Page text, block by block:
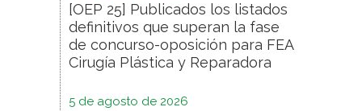
[OEP 25] Publicados los listados
definitivos que superan la fase
de concurso-oposición para FEA
Cirugía Plástica y Reparadora
5 de agosto de 2026